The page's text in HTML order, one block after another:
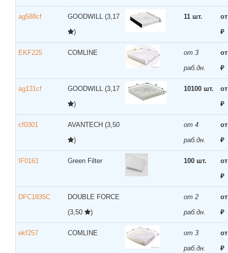
ag588cf GOODWILL (3,17
)
11 шт.
₽
EKF225 COMLINE
от 3
раб.дн.
₽
ag131cf GOODWILL (3,17
)
10100 шт.
₽
cf0301 AVANTECH (3,50
)
от 4
раб.дн.
₽
IF0161 Green Filter 100 шт.
₽
DFC1835C
DOUBLE FORCE
(3,50
)
от 2
раб.дн.
₽
ekf257 COMLINE
от 3
раб.дн.
₽